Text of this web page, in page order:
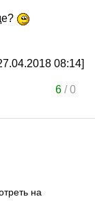
08:14]
6/0
на